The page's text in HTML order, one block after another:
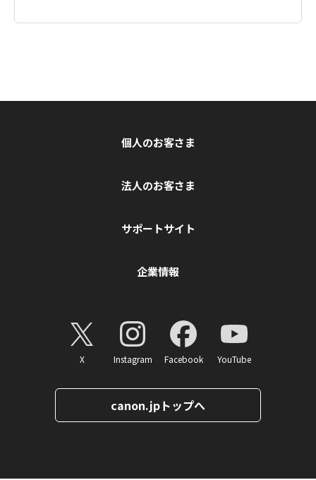
個人のお客さま
法人のお客さま
サポートサイト
企業情報
X Instagram Facebook YouTube
canon.jpトップへ